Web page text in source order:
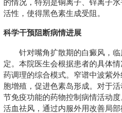
的情况，特别是铜离子、锌离子
活性，使得黑色素生成受阻。
科学干预阻断病情进展
针对嘴角扩散期的白癜风，
定。本院医生会根据患者的具体情
药调理的综合模式。窄谱中波紫
胞增殖，促进色素岛形成。对于
节免疫功能的药物控制病情活动度
活血祛风，通过内服外用改善局